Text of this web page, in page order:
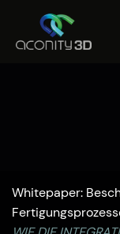
Whitepaper: